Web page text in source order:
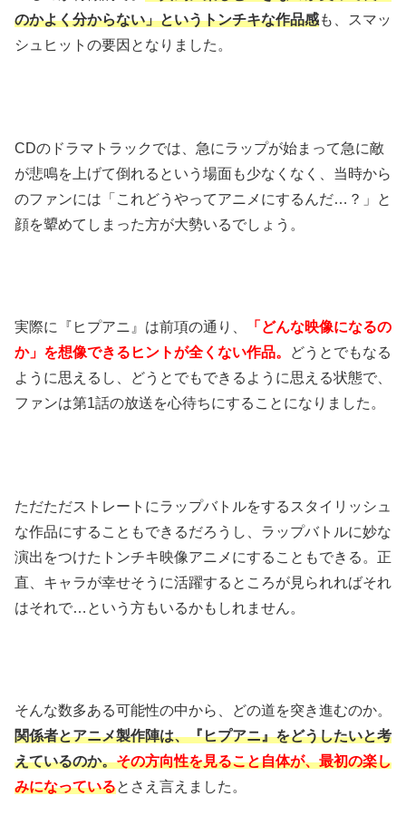
のかよく分からない」というトンチキな作品感も、スマッ
シュヒットの要因となりました。
CDのドラマトラックでは、急にラップが始まって急に敵
が悲鳴を上げて倒れるという場面も少なくなく、当時から
のファンには「これどうやってアニメにするんだ…？」と
顔を顰めてしまった方が大勢いるでしょう。
実際に『ヒプアニ』は前項の通り、
「どんな映像になるの
か」を想像できるヒントが全くない作品。
どうとでもなる
ように思えるし、どうとでもできるように思える状態で、
ファンは第1話の放送を心待ちにすることになりました。
ただただストレートにラップバトルをするスタイリッシュ
な作品にすることもできるだろうし、ラップバトルに妙な
演出をつけたトンチキ映像アニメにすることもできる。正
直、キャラが幸せそうに活躍するところが見られればそれ
はそれで…という方もいるかもしれません。
そんな数多ある可能性の中から、どの道を突き進むのか。
関係者とアニメ製作陣は、『ヒプアニ』をどうしたいと考
えているのか。その方向性を見ること自体が、最初の楽し
みになっているとさえ言えました。